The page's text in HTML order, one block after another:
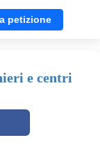
petizione
e centri